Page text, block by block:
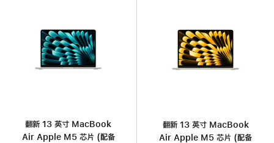
翻新 13 英寸 MacBook
Air Apple M5 芯片 (配备
翻新 13 英寸 MacBook
Air Apple M5 芯片 (配备